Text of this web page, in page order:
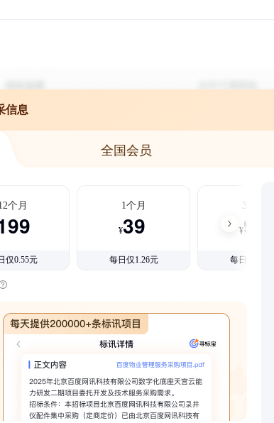
信息
全国会员
个月
仅0.55元
1个月
¥39
每日仅1.26元
3个月
¥99
每日仅1.08元